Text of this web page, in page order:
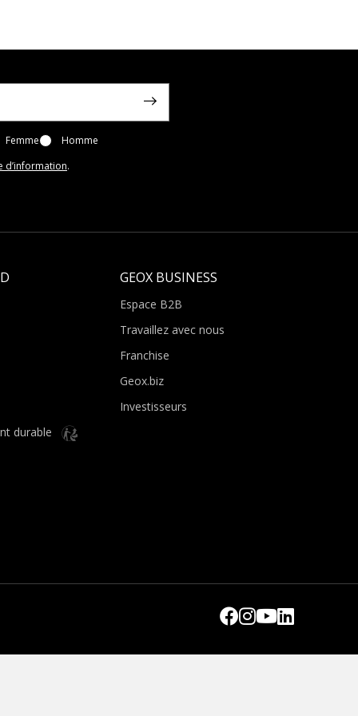
Femme
Homme
d’information.
durable
GEOX BUSINESS
Espace B2B
Travaillez avec nous
Franchise
Geox.biz
Investisseurs